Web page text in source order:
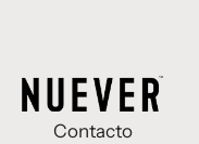
Contacto